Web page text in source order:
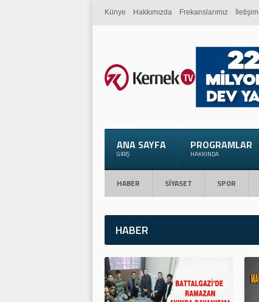
Künye Hakkımızda Frekanslarımız İletişim
ANA SAYFA
GIRIŞ
PROGRAMLAR
HAKKINDA
HABER SİYASET SPOR
HABER